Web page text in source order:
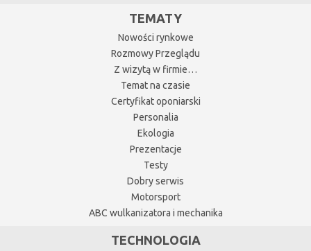
TEMATY
Nowości rynkowe
Rozmowy Przeglądu
Z wizytą w firmie…
Temat na czasie
Certyfikat oponiarski
Personalia
Ekologia
Prezentacje
Testy
Dobry serwis
Motorsport
ABC wulkanizatora i mechanika
TECHNOLOGIA